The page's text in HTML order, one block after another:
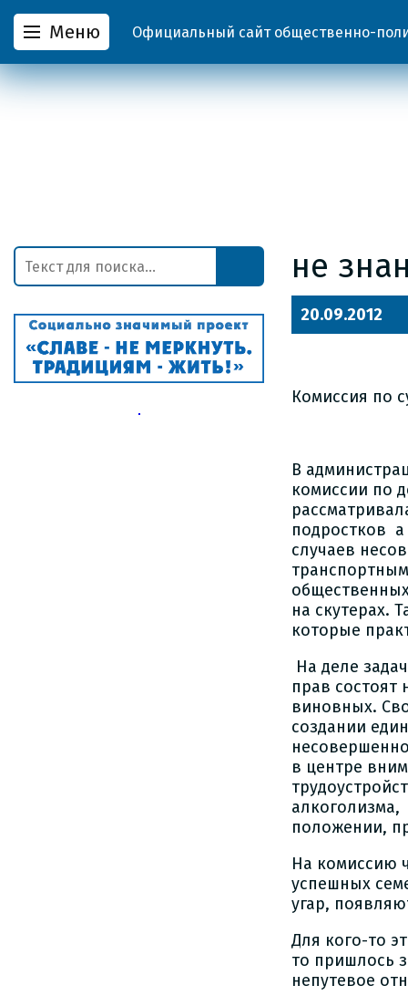
Меню Официальный сайт общественно-
не
20.09.2012
Комиссия по
В
комиссии по
подростков
случаев
на скутерах.
которые
На деле
прав
виновных.
создании
в центре
положении,
На комиссию
успешных
угар,
Для кого-то
то пришлось
непутевое